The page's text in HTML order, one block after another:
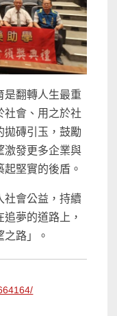
是翻轉人生最重
社會、用之於社
拋磚引玉，鼓勵
激發更多企業與
堅實的後盾。
社會公益，持續
夢的道路上，
路」。